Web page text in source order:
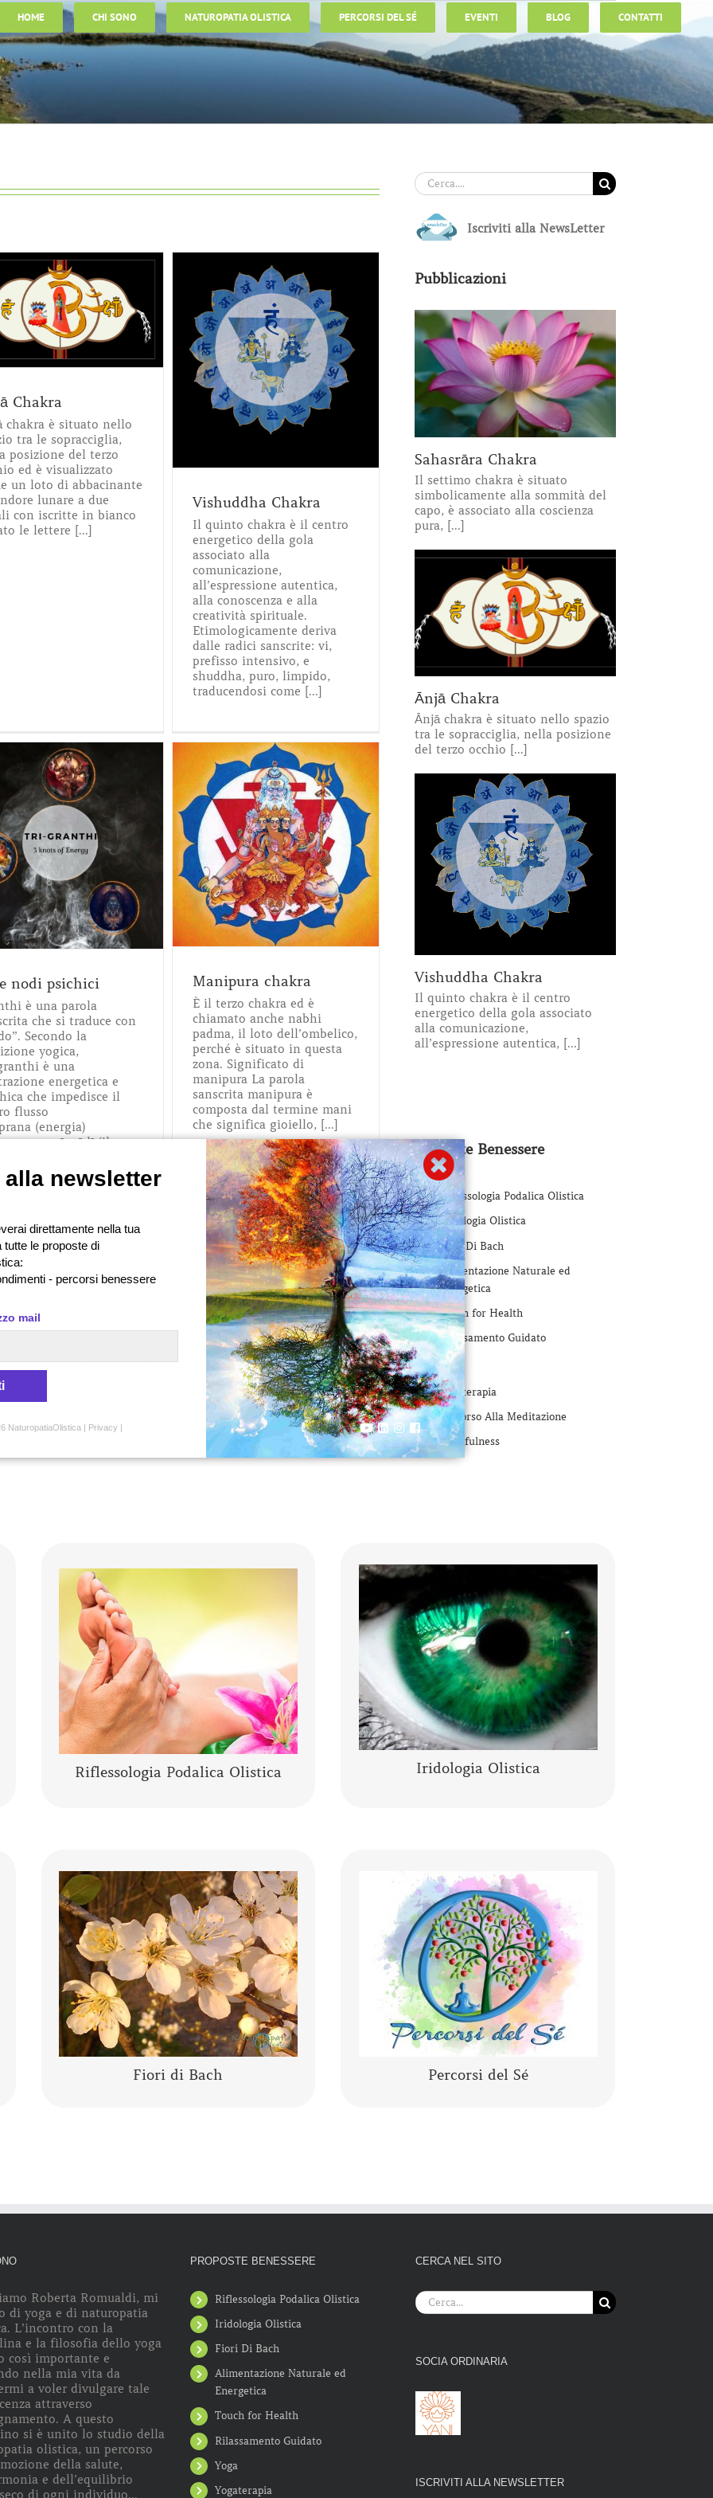
HOME CHI SONO NATUROPATIA OLISTICA PERCORSI DEL SÉ EVENTI BLOG CONTATTI
Chakra
chakra è situato nello
tra le sopracciglia,
posizione del terzo
ed è visualizzato
un loto di abbacinante
lunare a due
con iscritte in bianco
le lettere [...]
Vishuddha Chakra
Vishuddha Chakra
Il quinto chakra è il centro
energetico della gola
associato alla
comunicazione,
all’espressione autentica,
alla conoscenza e alla
creatività spirituale.
Etimologicamente deriva
dalle radici sanscrite: vi,
prefisso intensivo, e
shuddha, puro, limpido,
traducendosi come [...]
nodi psichici
è una parola
che si traduce con
Secondo la
yogica,
è una
energetica e
che impedisce il
flusso
(energia)
susumnā nādī (il
sottile). [...]
Manipura chakra
Meditazione
Manipura chakra
È il terzo chakra ed è
chiamato anche nabhi
padma, il loto dell’ombelico,
perché è situato in questa
zona. Significato di
manipura La parola
sanscrita manipura è
composta dal termine mani
che significa gioiello, [...]
1 2 Prossimo
Categorie
Alimentazione Naturale
Consapevolezza
Yoga
Cerca
per:
Iscriviti alla NewsLetter
Pubblicazioni
Sahasrāra Chakra
Il settimo chakra è situato
simbolicamente alla sommità del
capo, è associato alla coscienza
pura, [...]
Ānjā Chakra
Ānjā chakra è situato nello spazio
tra le sopracciglia, nella posizione
del terzo occhio [...]
Vishuddha Chakra
Il quinto chakra è il centro
energetico della gola associato
alla comunicazione,
all’espressione autentica, [...]
Proposte Benessere
Riflessologia Podalica Olistica
Iridologia Olistica
Fiori Di Bach
Alimentazione Naturale ed
Energetica
Touch for Health
Rilassamento Guidato
Yoga
Yogaterapia
Percorso Alla Meditazione
Mindfulness
Riflessologia Podalica Olistica
La riflessologia podalica olistica è uno
strumento sia di analisi che di
trattamento. I piedi pur essendo una
piccola parte del corpo umano,
rappresentano l’individuo nella sua ……
CONTINUA A LEGGERE
Iridologia Olistica
L’Iridologia Olistica è “l’arte” che osserva
i segni, le anomalie, i fenomeni, i colori
e le architetture dell’occhio, per
comprendere lo stato fisico…..
CONTINUA A LEGGERE
Fiori di Bach
I fiori di Bach sono una “terapia
vibrazionale-energetica” messa a punto
da Edward Bach. I fiori di Bach sono delle
“lanterne” che aiutano a comprendere se
stessi,…….
CONTINUA A LEGGERE
Percorsi del Sé
Lo yoga, la meditazione, la mindfulness,
lo yogaterapia, il rilassamento guidato
sono percorsi del Sé che ci conducono
alla porta di noi stessi.
CONTINUA A LEGGERE
Roberta Romualdi, mi
di yoga e di naturopatia
L’incontro con la
e la filosofia dello yoga
così importante e
nella mia vita da
a voler divulgare tale
attraverso
A questo
si è unito lo studio della
olistica, un percorso
della salute,
e dell’equilibrio
di ogni individuo...
PROPOSTE BENESSERE
Riflessologia Podalica Olistica
Iridologia Olistica
Fiori Di Bach
Alimentazione Naturale ed
Energetica
Touch for Health
Rilassamento Guidato
Yoga
Yogaterapia
CERCA NEL SITO
Cerca
per:
SOCIA ORDINARIA
ISCRIVITI ALLA NEWSLETTER
newsletter
direttamente nella tua
tutte le proposte di
- percorsi benessere
mail
NaturopatiaOlistica | Privacy |